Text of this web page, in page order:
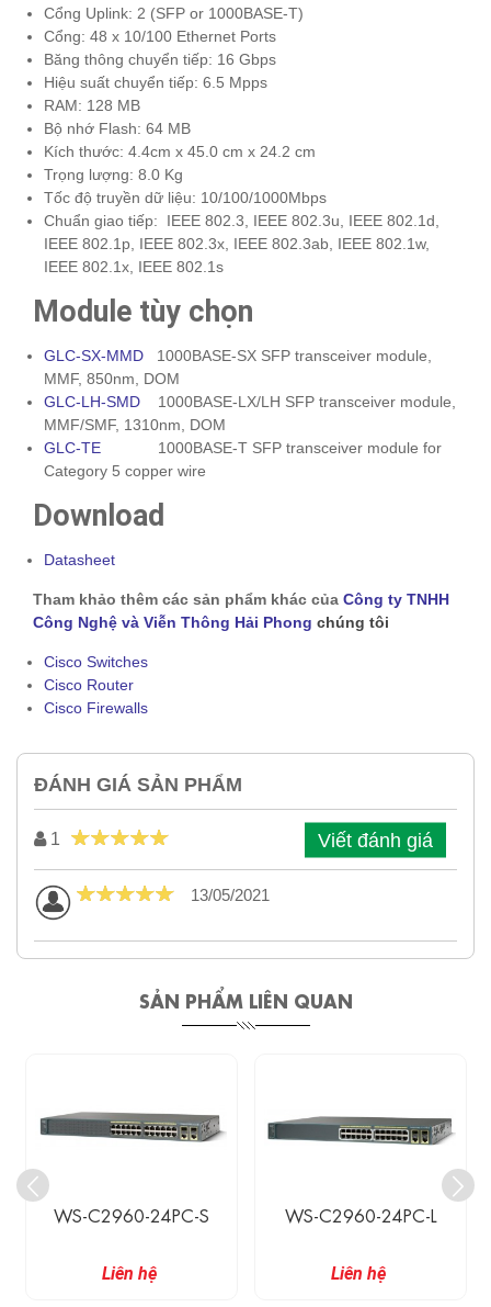
Cổng Uplink: 2 (SFP or 1000BASE-T)
Cổng: 48 x 10/100 Ethernet Ports
Băng thông chuyển tiếp: 16 Gbps
Hiệu suất chuyển tiếp: 6.5 Mpps
RAM: 128 MB
Bộ nhớ Flash: 64 MB
Kích thước: 4.4cm x 45.0 cm x 24.2 cm
Trọng lượng: 8.0 Kg
Tốc độ truyền dữ liệu: 10/100/1000Mbps
Chuẩn giao tiếp: IEEE 802.3, IEEE 802.3u, IEEE 802.1d,
IEEE 802.1p, IEEE 802.3x, IEEE 802.3ab, IEEE 802.1w,
IEEE 802.1x, IEEE 802.1s
Module tùy chọn
GLC-SX-MMD 1000BASE-SX SFP transceiver module,
MMF, 850nm, DOM
GLC-LH-SMD 1000BASE-LX/LH SFP transceiver module,
MMF/SMF, 1310nm, DOM
GLC-TE 1000BASE-T SFP transceiver module for
Category 5 copper wire
Download
Datasheet
Tham khảo thêm các sản phẩm khác của Công ty TNHH
Công Nghệ và Viễn Thông Hải Phong chúng tôi
Cisco Switches
Cisco Router
Cisco Firewalls
ĐÁNH GIÁ SẢN PHẨM
1 Viết đánh giá
13/05/2021
SẢN PHẨM LIÊN QUAN
WS-C2960-24PC-S
Liên hệ
WS-C2960-24PC-L
Liên hệ